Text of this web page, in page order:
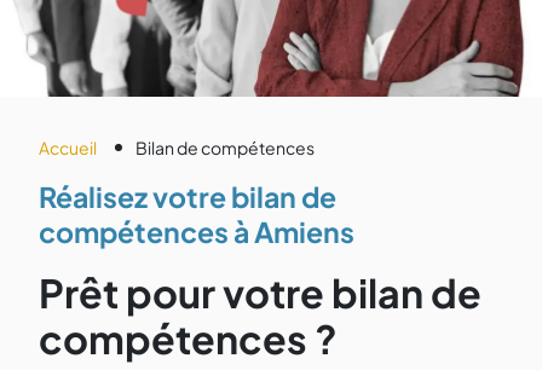
Accueil Bilan de compétences
Réalisez votre bilan de
compétences à Amiens
Prêt pour votre bilan de
compétences ?